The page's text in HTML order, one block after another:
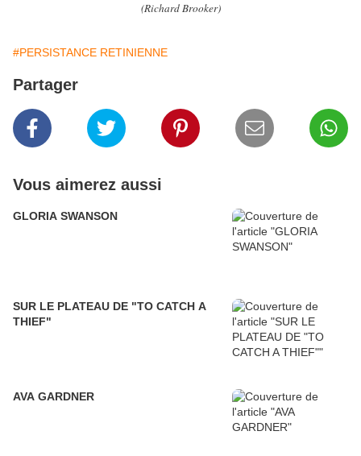
(Richard Brooker)
#PERSISTANCE RETINIENNE
Partager
Vous aimerez aussi
GLORIA SWANSON
SUR LE PLATEAU DE "TO CATCH A
THIEF"
AVA GARDNER